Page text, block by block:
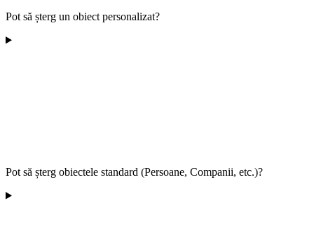
Pot să șterg un obiect personalizat?
Pot să șterg obiectele standard (Persoane, Companii, etc.)?